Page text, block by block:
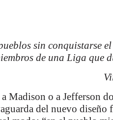
sin conquistarse
de una Liga que
Madison o a Jefferson
del nuevo diseño